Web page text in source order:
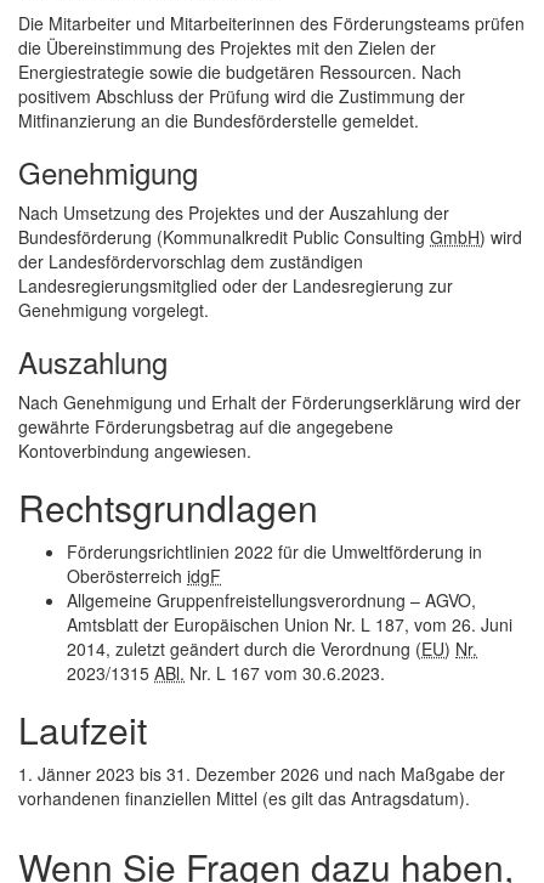
Die Mitarbeiter und Mitarbeiterinnen des Förderungsteams prüfen
die Übereinstimmung des Projektes mit den Zielen der
Energiestrategie sowie die budgetären Ressourcen. Nach
positivem Abschluss der Prüfung wird die Zustimmung der
Mitfinanzierung an die Bundesförderstelle gemeldet.
Genehmigung
Nach Umsetzung des Projektes und der Auszahlung der
Bundesförderung (Kommunal­kredit Public Consulting GmbH) wird
der Landesfördervorschlag dem zuständigen
Landesregierungsmitglied oder der Landesregierung zur
Genehmigung vorgelegt.
Auszahlung
Nach Genehmigung und Erhalt der Förderungserklärung wird der
gewährte Förderungs­betrag auf die angegebene
Kontoverbindung angewiesen.
Rechtsgrundlagen
Förderungsrichtlinien 2022 für die Umweltförderung in
Oberösterreich idgF
Allgemeine Gruppenfreistellungsverordnung – AGVO,
Amtsblatt der Europäischen Union Nr. L 187, vom 26. Juni
2014, zuletzt geändert durch die Verordnung (EU) Nr.
2023/1315 ABl. Nr. L 167 vom 30.6.2023.
Laufzeit
1. Jänner 2023 bis 31. Dezember 2026 und nach Maßgabe der
vorhandenen finanziellen Mittel (es gilt das Antragsdatum).
Wenn Sie Fragen dazu haben,